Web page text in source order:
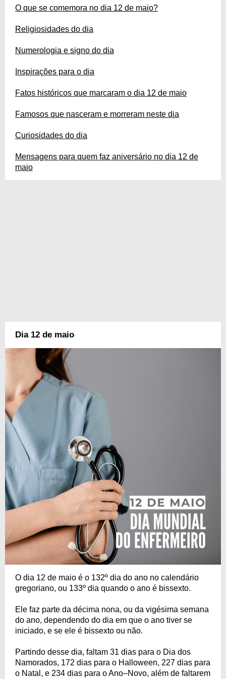
O que se comemora no dia 12 de maio?
Religiosidades do dia
Numerologia e signo do dia
Inspirações para o dia
Fatos históricos que marcaram o dia 12 de maio
Famosos que nasceram e morreram neste dia
Curiosidades do dia
Mensagens para quem faz aniversário no dia 12 de
maio
Dia 12 de maio
O dia 12 de maio é o 132º dia do ano no calendário
gregoriano, ou 133º dia quando o ano é bissexto.
Ele faz parte da décima nona, ou da vigésima semana
do ano, dependendo do dia em que o ano tiver se
iniciado, e se ele é bissexto ou não.
Partindo desse dia, faltam 31 dias para o Dia dos
Namorados, 172 dias para o Halloween, 227 dias para
o Natal, e 234 dias para o Ano–Novo, além de faltarem